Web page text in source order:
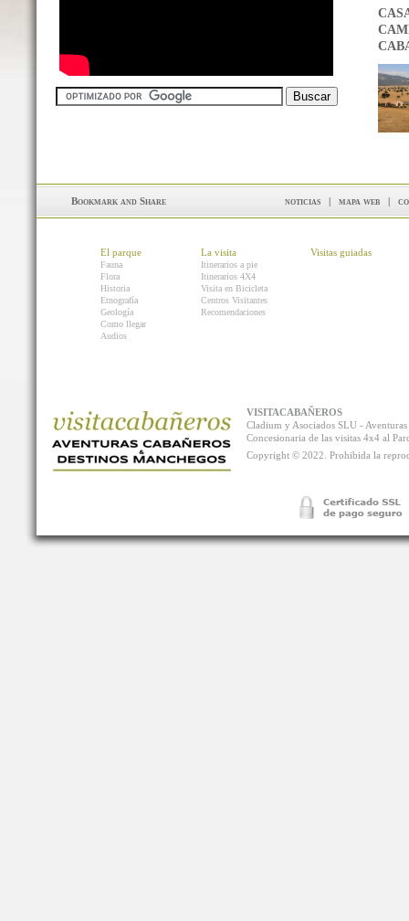
noticias | mapa web |
El parque
Fauna
Flora
Historia
Etnografía
Geología
Como llegar
Audios
La visita
Itinerarios a pie
Itinerarios 4X4
Visita en Bicicleta
Centros Visitantes
Recomendaciones
Visitas guiadas
VISITACABAÑEROS
Cladium y Asociados SLU -
Concesionaria de las visitas 4x4 al
Copyright © 2022. Prohibida la